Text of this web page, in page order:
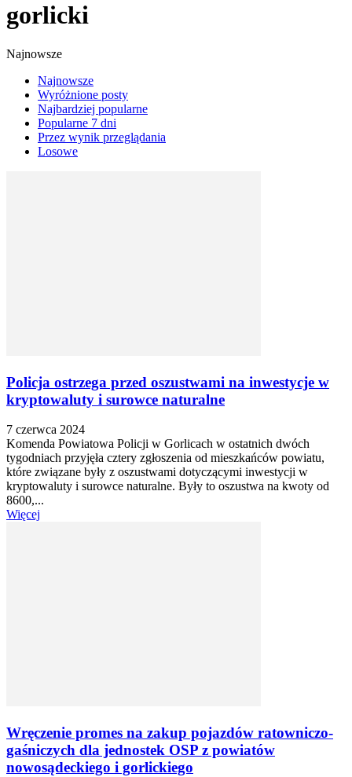
gorlicki
Najnowsze
Najnowsze
Wyróżnione posty
Najbardziej popularne
Popularne 7 dni
Przez wynik przeglądania
Losowe
Policja ostrzega przed oszustwami na inwestycje w
kryptowaluty i surowce naturalne
7 czerwca 2024
Komenda Powiatowa Policji w Gorlicach w ostatnich dwóch
tygodniach przyjęła cztery zgłoszenia od mieszkańców powiatu,
które związane były z oszustwami dotyczącymi inwestycji w
kryptowaluty i surowce naturalne. Były to oszustwa na kwoty od
8600,...
Więcej
Wręczenie promes na zakup pojazdów ratowniczo-
gaśniczych dla jednostek OSP z powiatów
nowosądeckiego i gorlickiego